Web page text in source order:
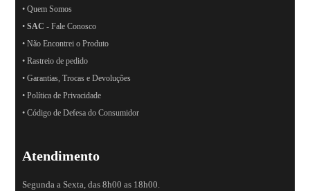
• Quem Somos
•SAC - Fale Conosco
• Não Encontrei o Produto
• Rastreio de pedido
• Garantias, Trocas e Devoluções
• Política de Privacidade
• Código de Defesa do Consumidor
Atendimento
Segunda a Sexta, das 8h00 as 18h00.